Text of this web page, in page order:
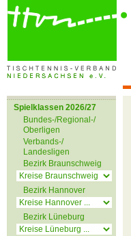
Spielklassen 2026/27
Bundes-/Regional-/
Oberligen
Verbands-/
Landesligen
Bezirk Braunschweig
Bezirk Hannover
Bezirk Lüneburg